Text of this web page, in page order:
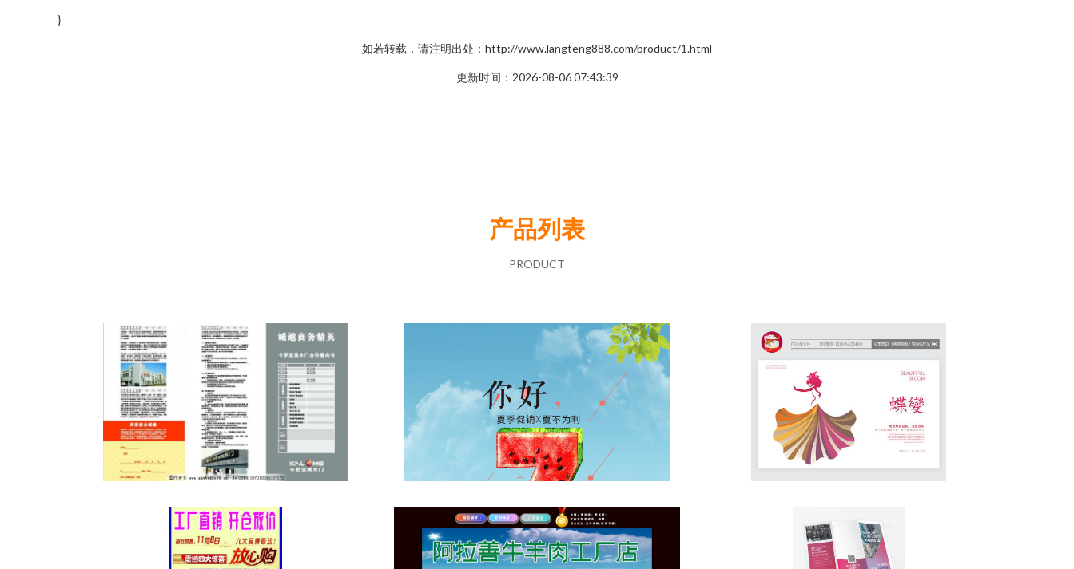
}
如若转载，请注明出处：http://www.langteng888.com/product/1.html
更新时间：2026-08-06 07:43:39
产品列表
PRODUCT